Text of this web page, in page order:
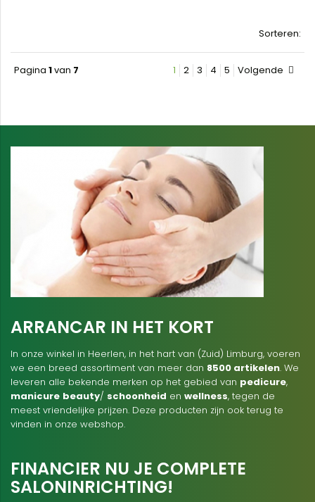
Sorteren:
Pagina 1van 7 1 2 3 4 5 Volgende
ARRANCAR IN HET KORT
In onze winkel in Heerlen, in het hart van (Zuid) Limburg, voeren
we een breed assortiment van meer dan 8500 artikelen. We
leveren alle bekende merken op het gebied van pedicure,
manicure beauty/ schoonheid en wellness, tegen de
meest vriendelijke prijzen. Deze producten zijn ook terug te
vinden in onze webshop.
FINANCIER NU JE COMPLETE
SALONINRICHTING!